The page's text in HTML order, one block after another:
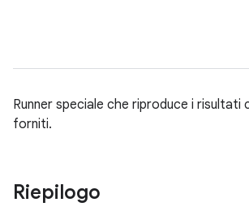
Runner speciale che riproduce i risultati
forniti.
Riepilogo